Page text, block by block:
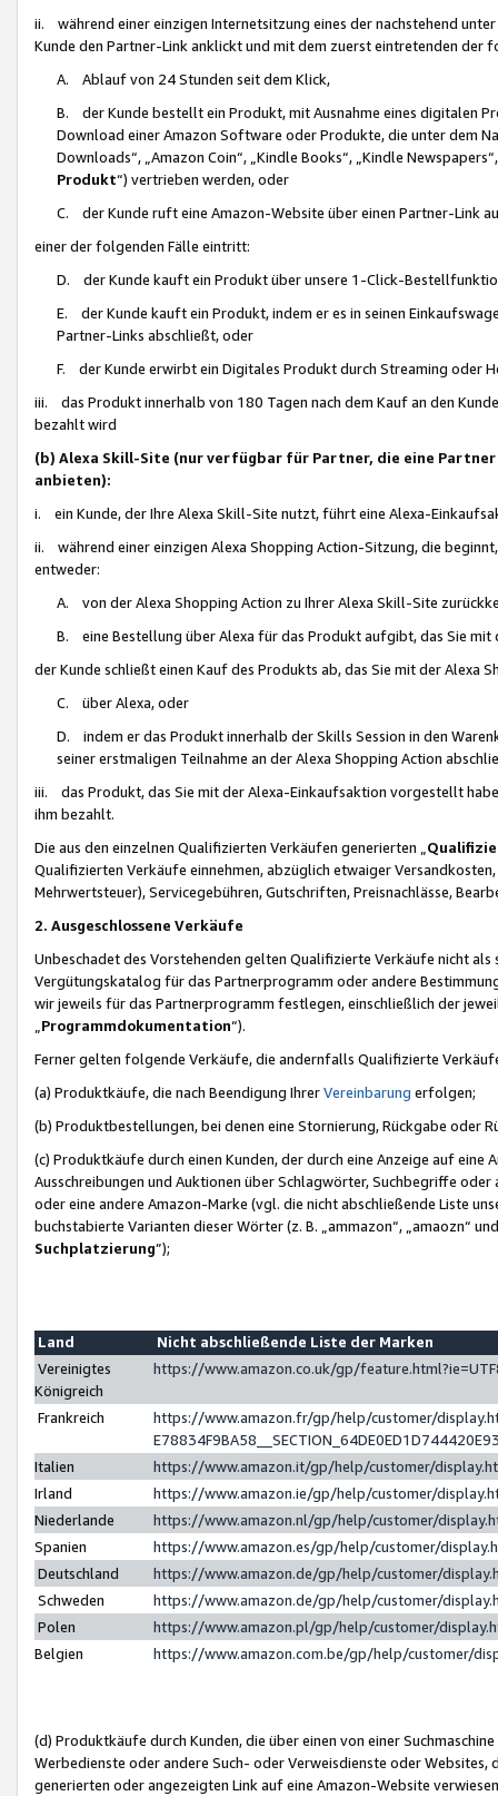
ii. während einer einzigen Internetsitzung eines der nachstehend
Kunde den Partner-Link anklickt und mit dem zuerst eintretenden der
A. Ablauf von 24 Stunden seit dem Klick,
B. der Kunde bestellt ein Produkt, mit Ausnahme eines digitalen
Download einer Amazon Software oder Produkte, die unter dem
Downloads“, „Amazon Coin“, „Kindle Books“, „Kindle
Produkt“) vertrieben werden, oder
C. der Kunde ruft eine Amazon-Website über einen Partner-Link
einer der folgenden Fälle eintritt:
D. der Kunde kauft ein Produkt über unsere 1-Click-
E. der Kunde kauft ein Produkt, indem er es in seinen
Partner-Links abschließt, oder
F. der Kunde erwirbt ein Digitales Produkt durch Streaming oder
iii. das Produkt innerhalb von 180 Tagen nach dem Kauf an den
bezahlt wird
(b) Alexa Skill-Site (nur verfügbar für Partner, die eine
anbieten):
i. ein Kunde, der Ihre Alexa Skill-Site nutzt, führt eine Alexa-
ii. während einer einzigen Alexa Shopping Action-Sitzung, die
entweder:
A. von der Alexa Shopping Action zu Ihrer Alexa Skill-Site
B. eine Bestellung über Alexa für das Produkt aufgibt, das Sie mit
der Kunde schließt einen Kauf des Produkts ab, das Sie mit der Alexa
C. über Alexa, oder
D. indem er das Produkt innerhalb der Skills Session in den
seiner erstmaligen Teilnahme an der Alexa Shopping Action
iii. das Produkt, das Sie mit der Alexa-Einkaufsaktion vorgestellt
ihm bezahlt.
Die aus den einzelnen Qualifizierten Verkäufen generierten „
Qualifizierten Verkäufe einnehmen, abzüglich etwaiger
Mehrwertsteuer), Servicegebühren, Gutschriften, Preisnachlässe,
2. Ausgeschlossene Verkäufe
Unbeschadet des Vorstehenden gelten Qualifizierte Verkäufe nicht
Vergütungskatalog für das Partnerprogramm oder andere
wir jeweils für das Partnerprogramm festlegen, einschließlich der
Programmdokumentation“).
Ferner gelten folgende Verkäufe, die andernfalls Qualifizierte
(a) Produktkäufe, die nach Beendigung IhrerVereinbarung erfolgen;
(b) Produktbestellungen, bei denen eine Stornierung, Rückgabe oder
(c) Produktkäufe durch einen Kunden, der durch eine Anzeige auf
Ausschreibungen und Auktionen über Schlagwörter, Suchbegriffe
oder eine andere Amazon-Marke (vgl. die nicht abschließende Liste
buchstabierte Varianten dieser Wörter (z. B. „ammazon“, „amaozn“
Suchplatzierung”);
Land
Nicht abschließende Liste der Marken
Vereinigtes
Königreich
https://www.amazon.co.uk/gp/
Frankreich
https://www.amazon.fr/gp/help/customer/
Italien
https://www.amazon.it/gp/help/customer/
Irland
https://www.amazon.ie/gp/help/customer/
Niederlande
https://www.amazon.nl/gp/help/customer/
Spanien
https://www.amazon.es/gp/help/customer/
Deutschland
https://www.amazon.de/gp/help/customer/
Schweden
https://www.amazon.de/gp/help/customer/
Polen
https://www.amazon.pl/gp/help/customer/
Belgien
https://www.amazon.com.be/gp/help/customer/
(d) Produktkäufe durch Kunden, die über einen von einer
Werbedienste oder andere Such- oder Verweisdienste oder Websites,
generierten oder angezeigten Link auf eine Amazon-Website